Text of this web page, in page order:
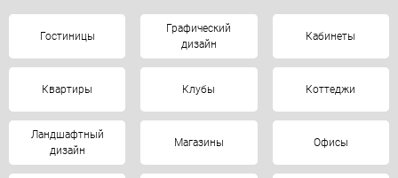
Гостиницы
Графический
дизайн
Кабинеты
Квартиры Клубы Коттеджи
Ландшафтный
дизайн
Магазины Офисы